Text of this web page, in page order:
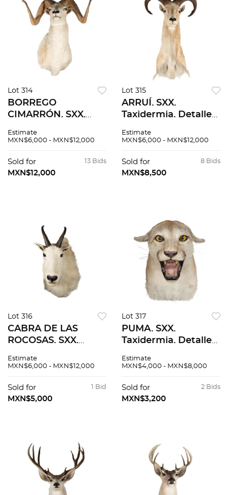
Lot 314
BORREGO
CIMARRÓN. SXX.
de conservación. 75
Estimate
MXN$6,000 - MXN$12,000
13 Bids
Sold for
MXN$12,000
Lot 315
ARRUÍ. SXX.
Taxidermia. Detalles
cm de altura.
Estimate
MXN$6,000 - MXN$12,000
8 Bids
Sold for
MXN$8,500
Lot 316
CABRA DE LAS
ROCOSAS. SXX.
de conservación. 57
Estimate
MXN$6,000 - MXN$12,000
1 Bid
Sold for
MXN$5,000
Lot 317
PUMA. SXX.
Taxidermia. Detalles
cm de altura.
Estimate
MXN$4,000 - MXN$8,000
2 Bids
Sold for
MXN$3,200